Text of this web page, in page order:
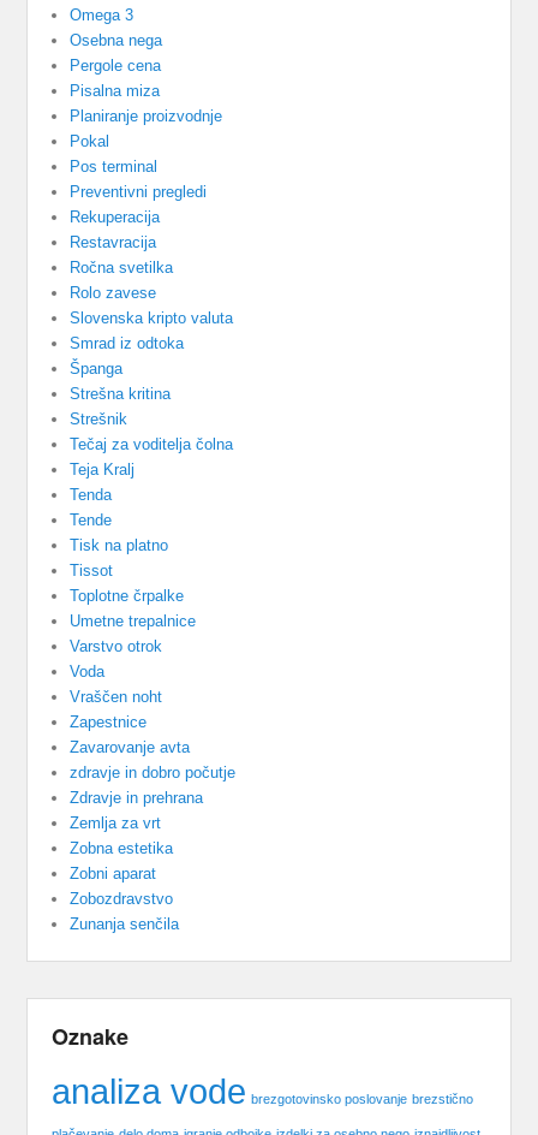
Omega 3
Osebna nega
Pergole cena
Pisalna miza
Planiranje proizvodnje
Pokal
Pos terminal
Preventivni pregledi
Rekuperacija
Restavracija
Ročna svetilka
Rolo zavese
Slovenska kripto valuta
Smrad iz odtoka
Španga
Strešna kritina
Strešnik
Tečaj za voditelja čolna
Teja Kralj
Tenda
Tende
Tisk na platno
Tissot
Toplotne črpalke
Umetne trepalnice
Varstvo otrok
Voda
Vraščen noht
Zapestnice
Zavarovanje avta
zdravje in dobro počutje
Zdravje in prehrana
Zemlja za vrt
Zobna estetika
Zobni aparat
Zobozdravstvo
Zunanja senčila
Oznake
analiza vode brezgotovinsko poslovanje brezstično